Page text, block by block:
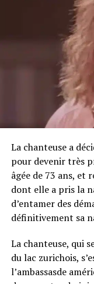
La chanteuse a
pour devenir très
âgée de 73 ans, et
dont elle a pris la
d’entamer des
définitivement sa
La chanteuse, qui
du lac zurichois,
l’ambassasde